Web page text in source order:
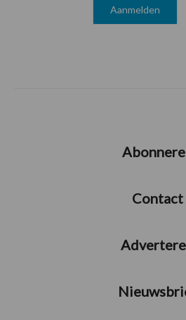
Contact